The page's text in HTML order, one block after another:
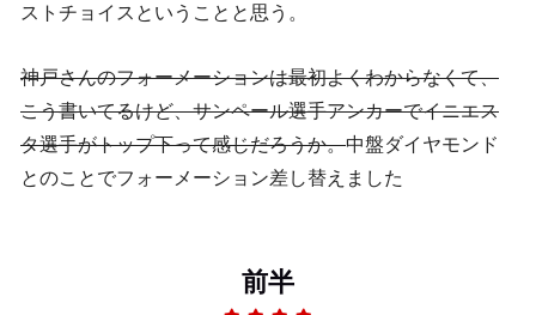
ストチョイスということと思う。
神戸さんのフォーメーションは最初よくわからなくて、
こう書いてるけど、サンペール選手アンカーでイニエス
タ選手がトップ下って感じだろうか。中盤ダイヤモンド
とのことでフォーメーション差し替えました
前半